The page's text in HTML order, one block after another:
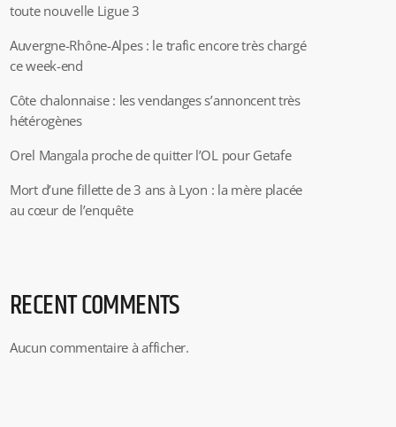
toute nouvelle Ligue 3
Auvergne-Rhône-Alpes : le trafic encore très chargé
ce week-end
Côte chalonnaise : les vendanges s’annoncent très
hétérogènes
Orel Mangala proche de quitter l’OL pour Getafe
Mort d’une fillette de 3 ans à Lyon : la mère placée
au cœur de l’enquête
RECENT COMMENTS
Aucun commentaire à afficher.